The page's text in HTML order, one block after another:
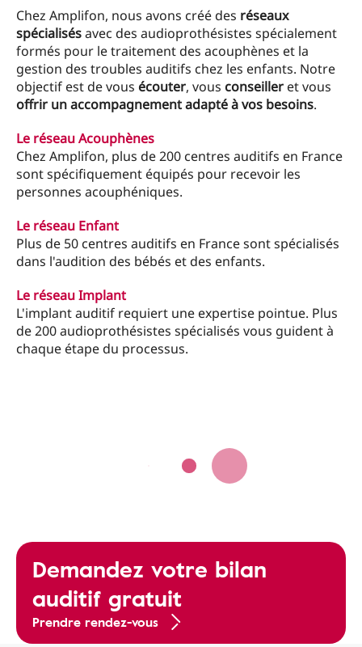
Chez Amplifon, nous avons créé des réseaux
spécialisésavec des audioprothésistes spécialement
formés pour le traitement des acouphènes et la
gestion des troubles auditifs chez les enfants. Notre
objectif est de vous écouter, vous conseiller et vous
offrir un accompagnement adapté à vos besoins.
Le réseau Acouphènes
Chez Amplifon, plus de 200 centres auditifs en France
sont spécifiquement équipés pour recevoir les
personnes acouphéniques.
Le réseau Enfant
Plus de 50 centres auditifs en France sont spécialisés
dans l'audition des bébés et des enfants.
Le réseau Implant
L'implant auditif requiert une expertise pointue. Plus
de 200 audioprothésistes spécialisés vous guident à
chaque étape du processus.
Demandez votre bilan
auditif gratuit
Prendre rendez-vous